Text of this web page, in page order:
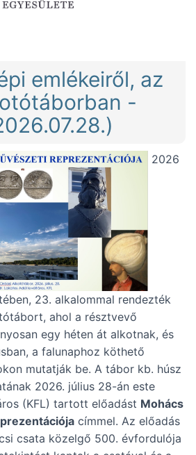
emlékeiről, az
-
2026
23. alkalommal rendezték
ahol a résztvevő
egy héten át alkotnak, és
a falunaphoz köthető
mutatják be. A tábor kb. húsz
2026. július 28-án este
(KFL) tartott előadást Mohács
címmel. Az előadás
csata közelgő 500. évfordulója